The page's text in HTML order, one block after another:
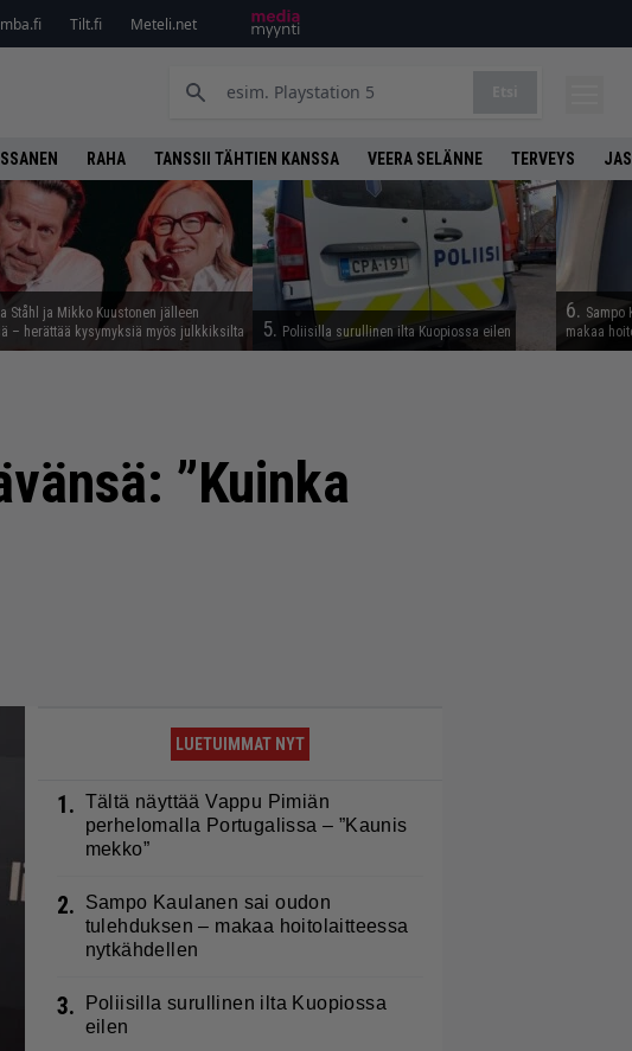
Tilt.fi Meteli.net
RAHA TANSSII TÄHTIEN KANSSA VEERA SELÄNNE TERVEYS
Ståhl ja Mikko Kuustonen jälleen
– herättää kysymyksiä myös julkkiksilta
5. Poliisilla surullinen ilta Kuopiossa eilen
6. Sampo
makaa
”Kuinka
LUETUIMMAT NYT
1. Tältä näyttää Vappu Pimiän
perhelomalla Portugalissa – ”Kaunis
mekko”
2.
Sampo Kaulanen sai oudon
tulehduksen – makaa hoitolaitteessa
nytkähdellen
3.
Poliisilla surullinen ilta Kuopiossa
eilen